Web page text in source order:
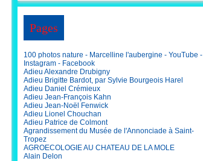
Pages
100 photos nature - Marcelline l'aubergine - YouTube -
Instagram - Facebook
Adieu Alexandre Drubigny
Adieu Brigitte Bardot, par Sylvie Bourgeois Harel
Adieu Daniel Crémieux
Adieu Jean-François Kahn
Adieu Jean-Noël Fenwick
Adieu Lionel Chouchan
Adieu Patrice de Colmont
Agrandissement du Musée de l'Annonciade à Saint-
Tropez
AGROECOLOGIE AU CHATEAU DE LA MOLE
Alain Delon